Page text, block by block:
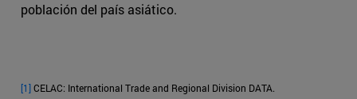
población del país asiático.
[1]CELAC: International Trade and Regional Division DATA.